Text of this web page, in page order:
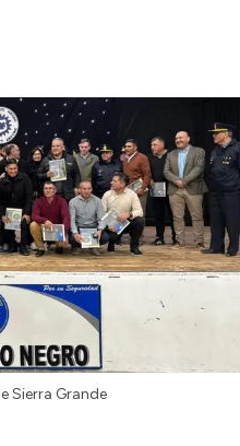
Sierra Grande